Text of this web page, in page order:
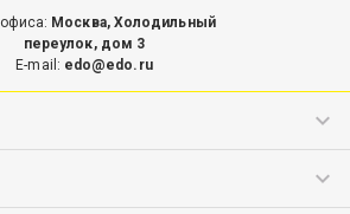
Москва, Холодильный
переулок, дом 3
E-mail: edo@edo.ru